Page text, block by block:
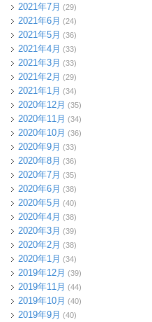
2021年7月 (29)
2021年6月 (24)
2021年5月 (36)
2021年4月 (33)
2021年3月 (33)
2021年2月 (29)
2021年1月 (34)
2020年12月 (35)
2020年11月 (34)
2020年10月 (36)
2020年9月 (33)
2020年8月 (36)
2020年7月 (35)
2020年6月 (38)
2020年5月 (40)
2020年4月 (38)
2020年3月 (39)
2020年2月 (38)
2020年1月 (34)
2019年12月 (39)
2019年11月 (44)
2019年10月 (40)
2019年9月 (40)